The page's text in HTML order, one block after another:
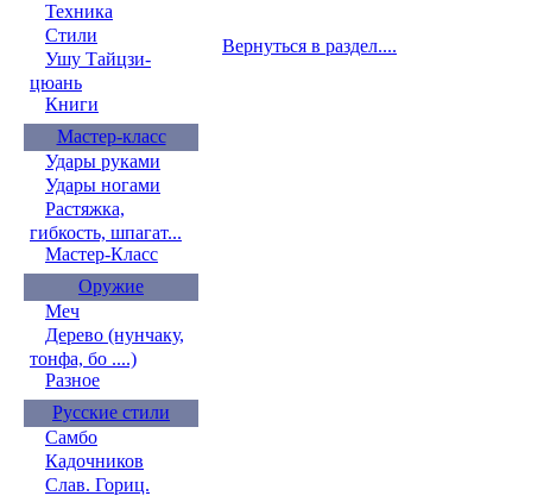
Техника
Стили
Ушу Тайцзи-
цюань
Книги
Мастер-класс
Удары руками
Удары ногами
Растяжка,
гибкость, шпагат...
Мастер-Класс
Оружие
Меч
Дерево (нунчаку,
тонфа, бо ....)
Разное
Русские стили
Самбо
Кадочников
Слав. Гориц.
Вернуться в раздел....